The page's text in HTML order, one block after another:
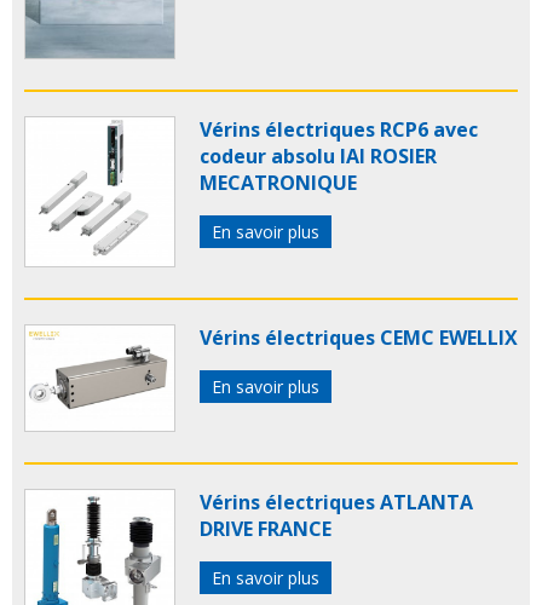
Vérins électriques RCP6 avec
codeur absolu IAI ROSIER
MECATRONIQUE
En savoir plus
Vérins électriques CEMC EWELLIX
En savoir plus
Vérins électriques ATLANTA
DRIVE FRANCE
En savoir plus